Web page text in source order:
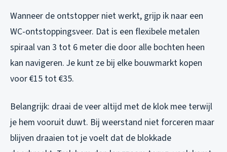
Wanneer de ontstopper niet werkt, grijp ik naar een
WC-ontstoppingsveer. Dat is een flexibele metalen
spiraal van 3 tot 6 meter die door alle bochten heen
kan navigeren. Je kunt ze bij elke bouwmarkt kopen
voor €15 tot €35.
Belangrijk: draai de veer altijd met de klok mee terwijl
je hem vooruit duwt. Bij weerstand niet forceren maar
blijven draaien tot je voelt dat de blokkade